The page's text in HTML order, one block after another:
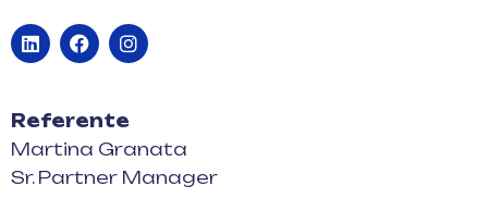
Referente
Martina Granata
Sr. Partner Manager